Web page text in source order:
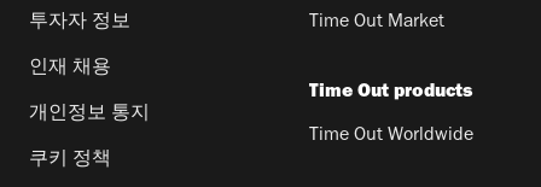
투자자 정보
인재 채용
개인정보 통지
쿠키 정책
Time Out Market
Time Out products
Time Out Worldwide